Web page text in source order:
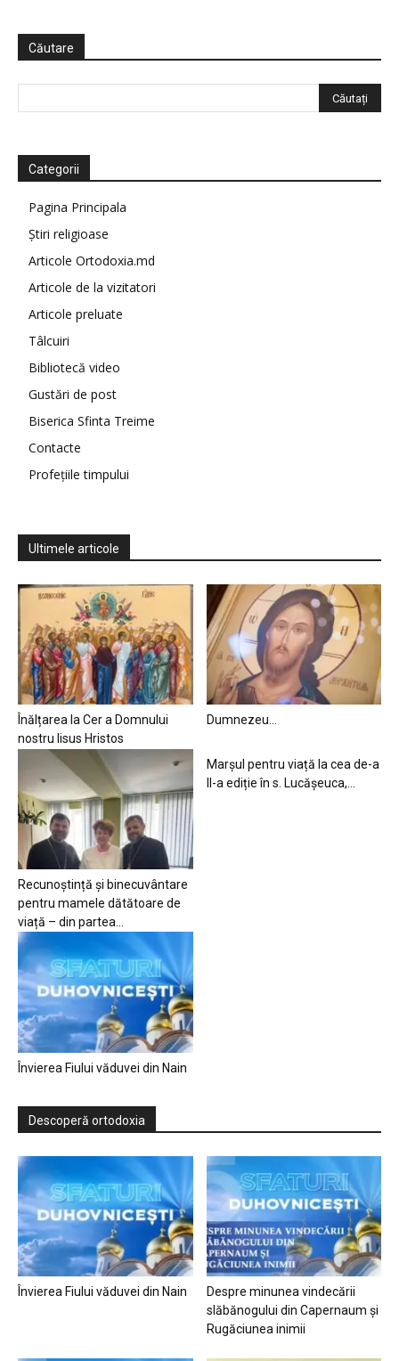
Căutare
Categorii
Pagina Principala
Știri religioase
Articole Ortodoxia.md
Articole de la vizitatori
Articole preluate
Tâlcuiri
Bibliotecă video
Gustări de post
Biserica Sfinta Treime
Contacte
Profețiile timpului
Ultimele articole
Înălțarea la Cer a Domnului
nostru Iisus Hristos
Dumnezeu…
Recunoștință și binecuvântare
pentru mamele dătătoare de
viață – din partea...
Marșul pentru viață la cea de-a
II-a ediție în s. Lucășeuca,...
Învierea Fiului văduvei din Nain
Descoperă ortodoxia
Învierea Fiului văduvei din Nain
Despre minunea vindecării
slăbănogului din Capernaum și
Rugăciunea inimii